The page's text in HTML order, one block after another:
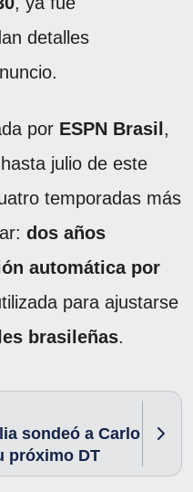
detalles
por ESPN Brasil ,
julio de este
temporadas más
dos años
automática por
para ajustarse
brasileñas.
sondeó a Carlo
próximo DT